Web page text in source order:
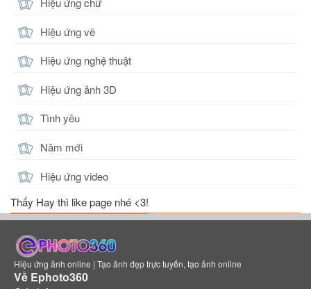
Hiệu ứng vẽ
Hiệu ứng nghệ thuật
Hiệu ứng ảnh 3D
Tình yêu
Năm mới
Hiệu ứng video
Thấy Hay thì like page nhé <3!
Hiệu ứng ảnh online | Tạo ảnh đẹp trực tuyến, tạo ảnh online
Về Ephoto360